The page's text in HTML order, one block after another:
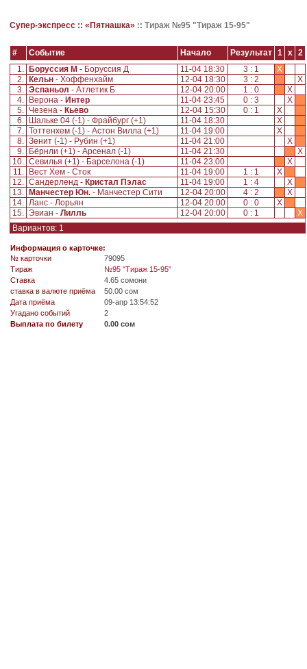
Супер-экспресс :: «Пятнашка» :: Тираж №95 "Тираж 15-95"
# Событие Начало Результат 1 x
2
1.
Боруссия М - Боруссия Д 11-04 18:30 3 : 1
X
2.
Кельн - Хоффенхайм 12-04 18:30 3 : 2
X
3. Эспаньол - Атлетик Б 12-04 20:00 1 : 0
X
4.
Верона - Интер 11-04 23:45 0 : 3
X
5. Чезена - Кьево 12-04 15:30 0 : 1
X
6.
Шальке 04 (-1) - Фрайбург (+1) 11-04 18:30
X
7. Тоттенхем (-1) - Астон Вилла (+1) 11-04 19:00
X
8. Зенит (-1) - Рубин (+1) 11-04 21:00
X
9.
Бёрнли (+1) - Арсенал (-1) 11-04 21:30
X
10. Севилья (+1) - Барселона (-1) 11-04 23:00
X
11.
Вест Хем - Сток 11-04 19:00 1 : 1
X
12. Сандерленд - Кристал Пэлас 11-04 19:00 1 : 4
X
13.
Манчестер Юн. - Манчестер Сити 12-04 20:00 4 : 2
X
14. Ланс - Лорьян 12-04 20:00 0 : 0
X
15. Эвиан - Лилль 12-04 20:00 0 : 1
X
Вариантов: 1
Информация о карточке:
№ карточки
79095
Tираж
№95 "Тираж 15-95"
Ставка
4.65 сомони
ставка в валюте приёма
50.00 сом
Дата приёма
09-апр 13:54:52
Угадано событий
2
Выплата по билету
0.00 сом